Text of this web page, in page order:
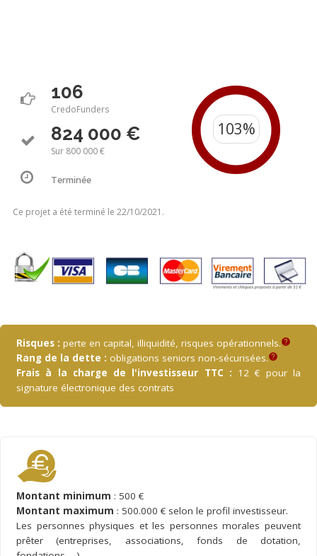
106
CredoFunders
824 000 €
Sur 800 000 €
Terminée
Ce projet a été terminé le 22/10/2021.
Risques : perte en capital, illiquidité, risques opérationnels.help
Rang de la dette : obligations seniors non-sécurisées.help
Frais à la charge de l'investisseur TTC : 12 € pour la
signature électronique des contrats
Montant minimum : 500 €
Montant maximum : 500.000 € selon le profil investisseur.
Les personnes physiques et les personnes morales peuvent
prêter (entreprises, associations, fonds de dotation,